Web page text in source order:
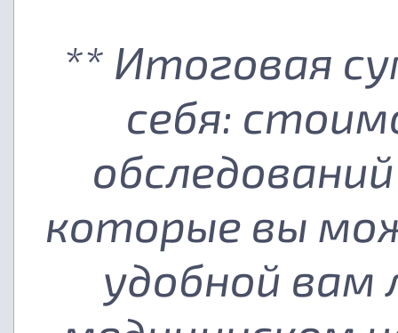
** Итоговая
себя:
которые вы
удобной вам